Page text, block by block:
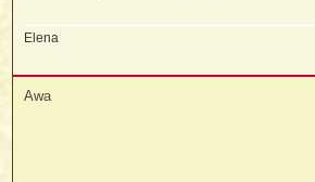
Elena
Awa